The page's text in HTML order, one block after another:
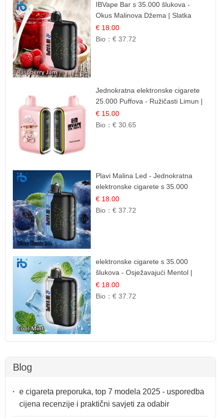
IBVape Bar s 35.000 šlukova -
Okus Malinova Džema | Slatka
Voćna Aroma
€ 18.00
Bio：€ 37.72
Jednokratna elektronske cigarete
25.000 Puffova - Ružičasti Limun |
Osježavajuća Citrusna Aroma
€ 15.00
Bio：€ 30.65
Plavi Malina Led - Jednokratna
elektronske cigarete s 35.000
šlukova | IBVape
€ 18.00
Bio：€ 37.72
elektronske cigarete s 35.000
šlukova - Osježavajući Mentol |
Čista i Svježa Okus
€ 18.00
Bio：€ 37.72
Blog
e cigareta preporuka, top 7 modela 2025 - usporedba
cijena recenzije i praktični savjeti za odabir